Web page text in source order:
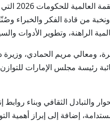
نسائية
من قادة الفكر والخبراء
الراهنة، وتطوير الأدوات
ومعالي مريم الحمادي،
رئيسة مجلس الإمارات
والتبادل الثقافي وبناء
إضافة إلى إبراز أهمية